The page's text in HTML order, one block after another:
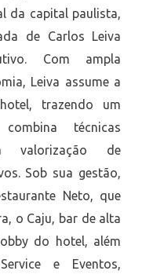
da capital paulista,
de Carlos Leiva
Com ampla
Leiva assume a
trazendo um
técnicas
valorização de
Sob sua gestão,
Neto, que
o Caju, bar de alta
do hotel, além
e Eventos,